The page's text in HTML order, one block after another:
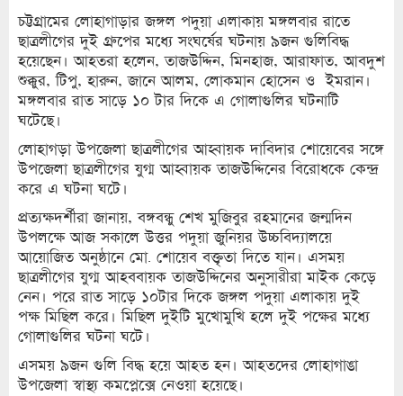
চট্টগ্রামের লোহাগাড়ার জঙ্গল পদুয়া এলাকায় মঙ্গলবার রাতে
ছাত্রলীগের দুই গ্রুপের মধ্যে সংঘর্ষের ঘটনায় ৯জন গুলিবিদ্ধ
হয়েছেন। আহতরা হলেন, তাজউদ্দিন, মিনহাজ, আরাফাত, আবদুশ
শুক্কুর, টিপু, হারুন, জানে আলম, লোকমান হোসেন ও ইমরান।
মঙ্গলবার রাত সাড়ে ১০ টার দিকে এ গোলাগুলির ঘটনাটি
ঘটেছে।
লোহাগড়া উপজেলা ছাত্রলীগের আহ্বায়ক দাবিদার শোয়েবের সঙ্গে
উপজেলা ছাত্রলীগের যুগ্ম আহ্বায়ক তাজউদ্দিনের বিরোধকে কেন্দ্র
করে এ ঘটনা ঘটে।
প্রত্যক্ষদর্শীরা জানায়, বঙ্গবন্ধু শেখ মুজিবুর রহমানের জন্মদিন
উপলক্ষে আজ সকালে উত্তর পদুয়া জুনিয়র উচ্চবিদ্যালয়ে
আয়োজিত অনুষ্ঠানে মো. শোয়েব বক্তৃতা দিতে যান। এসময়
ছাত্রলীগের যুগ্ম আহববায়ক তাজউদ্দিনের অনুসারীরা মাইক কেড়ে
নেন। পরে রাত সাড়ে ১০টার দিকে জঙ্গল পদুয়া এলাকায় দুই
পক্ষ মিছিল করে। মিছিল দুইটি মুখোমুখি হলে দুই পক্ষের মধ্যে
গোলাগুলির ঘটনা ঘটে।
এসময় ৯জন গুলি বিদ্ধ হয়ে আহত হন। আহতদের লোহাগাঙা
উপজেলা স্বাস্থ্য কমপ্লেক্সে নেওয়া হয়েছে।